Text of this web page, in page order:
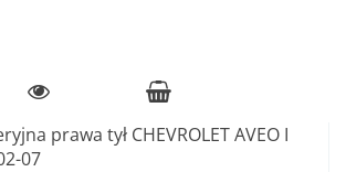
prawa tył CHEVROLET AVEO I
07